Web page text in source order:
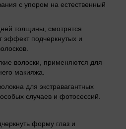
с упором на естественный
толщины, смотрятся
эффект подчеркнутых и
волоски, применяются для
макияжа.
для экстравагантных
случаев и фотосессий.
форму глаз и